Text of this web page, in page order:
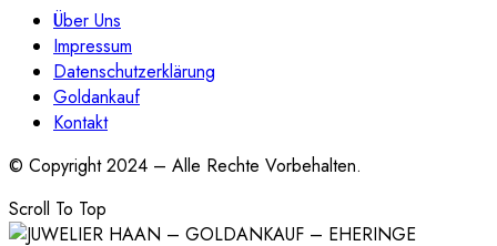
Über Uns
Impressum
Datenschutzerklärung
Goldankauf
Kontakt
© Copyright 2024 – Alle Rechte Vorbehalten.
Scroll To Top